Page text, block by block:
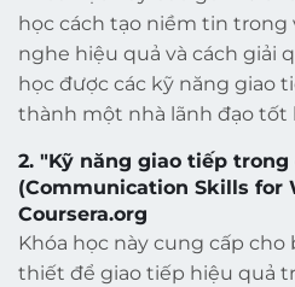
học cách tạo niềm tin trong
nghe hiệu quả và cách giải
học được các kỹ năng giao
thành một nhà lãnh đạo tốt
2. "Kỹ năng giao tiếp trong
(Communication Skills for
Coursera.org
Khóa học này cung cấp cho
thiết để giao tiếp hiệu quả